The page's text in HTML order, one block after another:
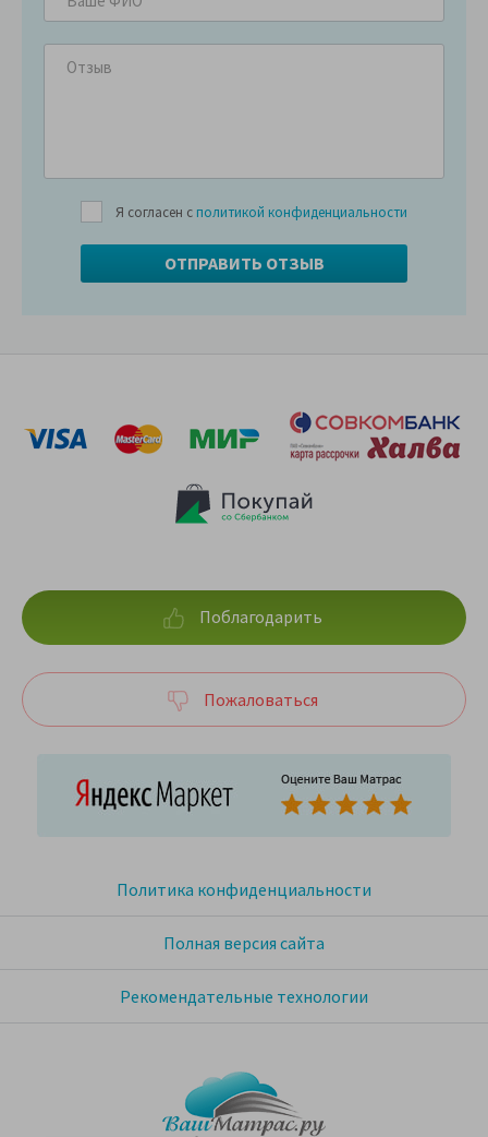
Я согласен с политикой конфиденциальности
Политика конфиденциальности
Полная версия сайта
Рекомендательные технологии
Поблагодарить
Пожаловаться